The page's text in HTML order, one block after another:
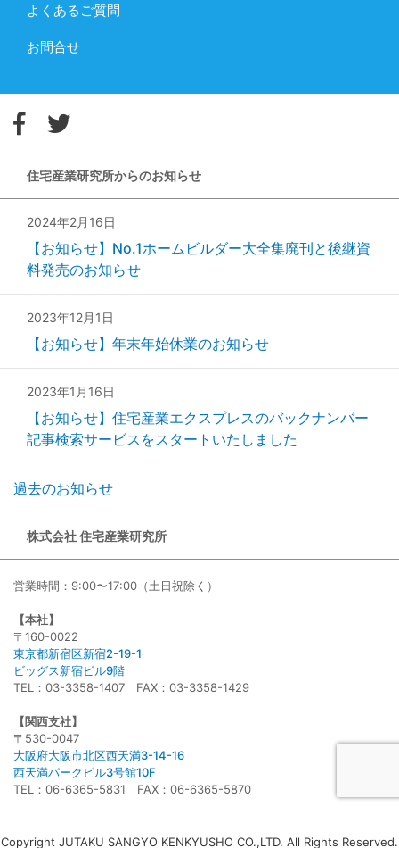
よくあるご質問
お問合せ
住宅産業研究所からのお知らせ
2024年2月16日
【お知らせ】No.1ホームビルダー大全集廃刊と後継資
料発売のお知らせ
2023年12月1日
【お知らせ】年末年始休業のお知らせ
2023年1月16日
【お知らせ】住宅産業エクスプレスのバックナンバー
記事検索サービスをスタートいたしました
過去のお知らせ
株式会社 住宅産業研究所
営業時間：9:00〜17:00（土日祝除く）
【本社】
〒160-0022
東京都新宿区新宿2-19-1
ビッグス新宿ビル9階
TEL：03-3358-1407 FAX：03-3358-1429
【関西支社】
〒530-0047
大阪府大阪市北区西天満3-14-16
西天満パークビル3号館10F
TEL：06-6365-5831 FAX：06-6365-5870
Copyright JUTAKU SANGYO KENKYUSHO CO.,LTD. All Rights Reserved.